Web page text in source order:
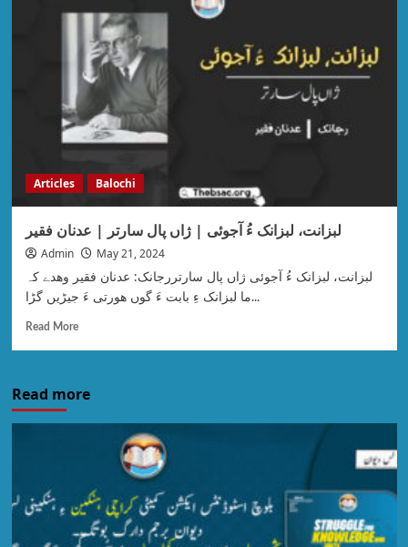
Articles Balochi
لبزانت، لبزانک ءُ آجوئی | ژاں پال سارتر | عدنان فقیر
Admin May 21, 2024
لبزانت، لبزانک ءُ آجوئی ژاں پال سارتررجانک: عدنان فقیر وھدے کہ
ما لبزانک ءِ بابت ءَ گوں ھورتی ءَ جیڑیں گڑا...
Read More
Read more